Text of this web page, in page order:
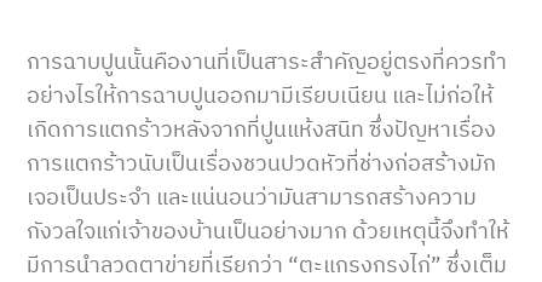
การฉาบปูนนั้นคืองานที่เป็นสาระสำคัญอยู่ตรงที่ควรทำ
อย่างไรให้การฉาบปูนออกมามีเรียบเนียน และไม่ก่อให้
เกิดการแตกร้าวหลังจากที่ปูนแห้งสนิท ซึ่งปัญหาเรื่อง
การแตกร้าวนับเป็นเรื่องชวนปวดหัวที่ช่างก่อสร้างมัก
เจอเป็นประจำ และแน่นอนว่ามันสามารถสร้างความ
กังวลใจแก่เจ้าของบ้านเป็นอย่างมาก ด้วยเหตุนี้จึงทำให้
มีการนำลวดตาข่ายที่เรียกว่า “ตะแกรงกรงไก่” ซึ่งเต็ม